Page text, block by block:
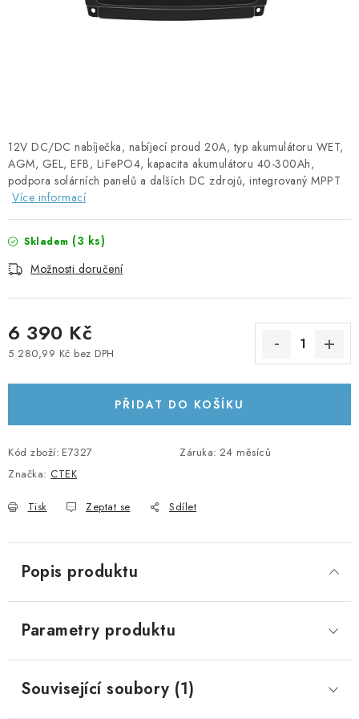
JAK VYBRAT SOLÁRNÍ SYSTÉM
KONTAKTY
POŠTOVNÉ A DOPRAVA
SOLÁRNÍ NABÍJEČKY
MĚNIČE NAPĚTÍ
JIŠTĚNÍ DC
PŘÍSLUŠENSTVÍ
MONTÁŽNÍ MATERIÁL
12V DC/DC nabíječka, nabíjecí proud 20A, typ akumulátoru WET,
AGM, GEL, EFB, LiFePO4, kapacita akumulátoru 40-300Ah,
podpora solárních panelů a dalších DC zdrojů, integrovaný MPPT
Více informací
Skladem (3 ks)
Možnosti doručení
6 390 Kč
5 280,99 Kč bez DPH
PŘIDAT DO KOŠÍKU
Kód zboží: E7327 Záruka: 24 měsíců
Značka: CTEK
Tisk Zeptat se Sdílet
Popis produktu
Parametry produktu
Související soubory (1)